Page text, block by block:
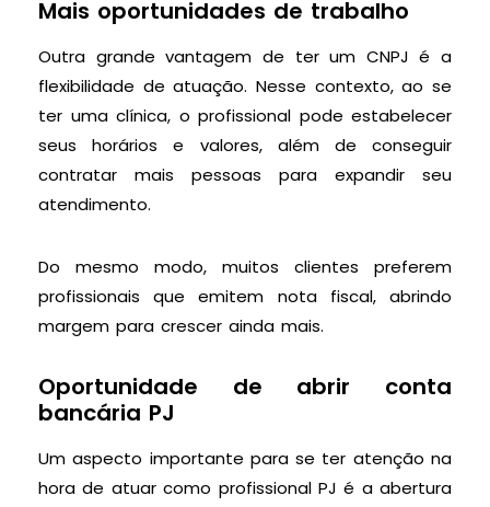
Mais oportunidades de trabalho
Outra grande vantagem de ter um CNPJ é a
flexibilidade de atuação. Nesse contexto, ao se
ter uma clínica, o profissional pode estabelecer
seus horários e valores, além de conseguir
contratar mais pessoas para expandir seu
atendimento.
Do mesmo modo, muitos clientes preferem
profissionais que emitem nota fiscal, abrindo
margem para crescer ainda mais.
Oportunidade de abrir conta
bancária PJ
Um aspecto importante para se ter atenção na
hora de atuar como profissional PJ é a abertura